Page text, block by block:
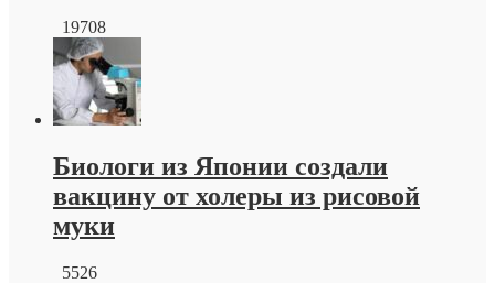
19708
Биологи из Японии создали
вакцину от холеры из рисовой
муки
5526